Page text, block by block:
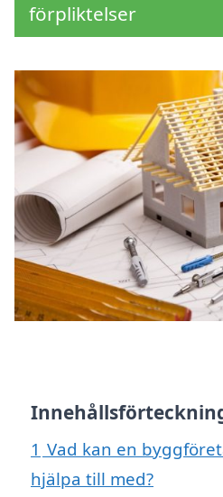
förpliktelser
1 Vad kan en
hjälpa till med?